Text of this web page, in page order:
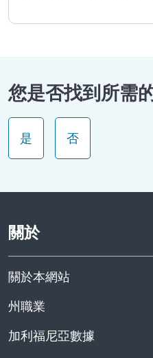
您是否找到所需
是 否
關於
關於本網站
州職業
加利福尼亞數據